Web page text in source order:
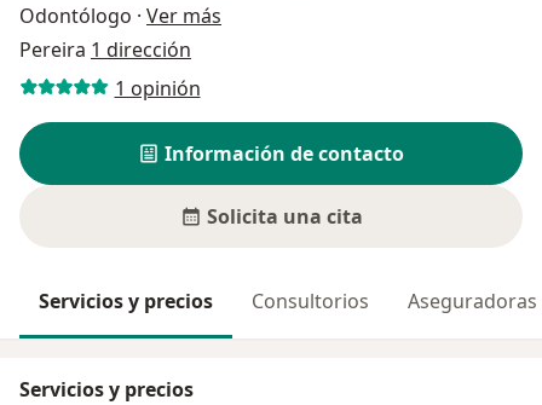
Odontólogo · Ver más
Pereira 1 dirección
1 opinión
Información de contacto
Solicita una cita
Servicios y precios Consultorios Aseguradoras
Servicios y precios